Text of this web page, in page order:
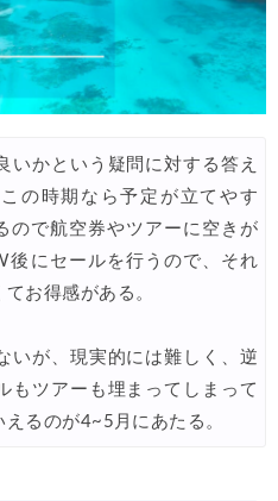
いかという疑問に対する答え
の時期なら予定が立てやす
ので航空券やツアーに空きが
後にセールを行うので、それ
お得感がある。
いが、現実的には難しく、逆
もツアーも埋まってしまって
るのが4~5月にあたる。